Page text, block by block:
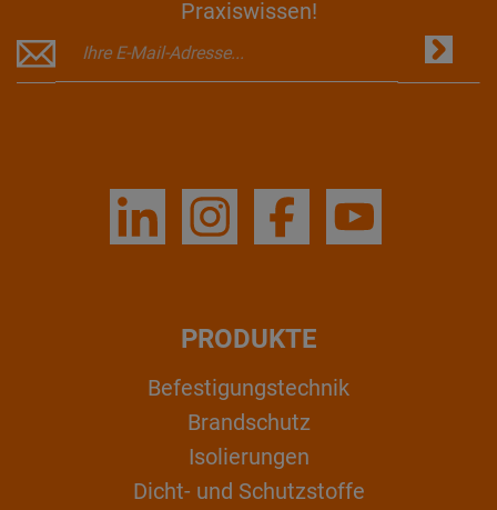
Praxiswissen!
PRODUKTE
Befestigungstechnik
Brandschutz
Isolierungen
Dicht- und Schutzstoffe